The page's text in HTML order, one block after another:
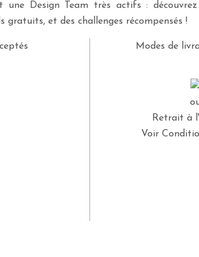
Design Team très actifs :
et des challenges récompensés !
Modes de
Retrait à
Voir